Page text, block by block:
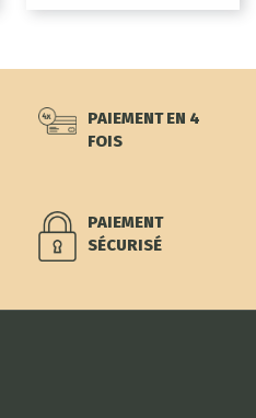
PAIEMENT EN 4
FOIS
PAIEMENT
SÉCURISÉ